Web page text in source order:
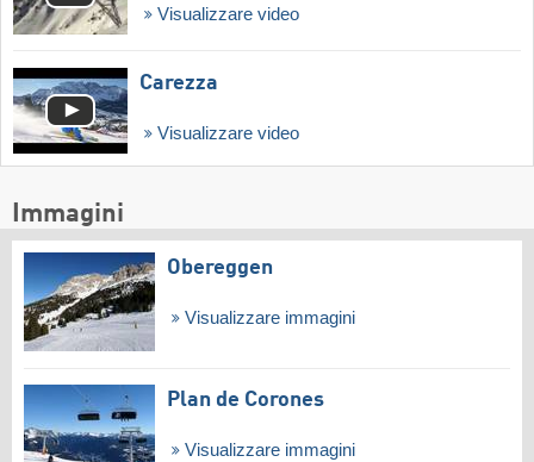
Visualizzare video
Carezza
Visualizzare video
Immagini
Obereggen
Visualizzare immagini
Plan de Corones
Visualizzare immagini